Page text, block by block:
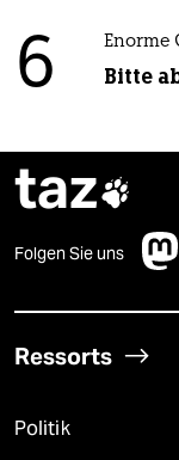
6 Enorme
Bitte
taz
Folgen Sie uns
Ressorts
Politik